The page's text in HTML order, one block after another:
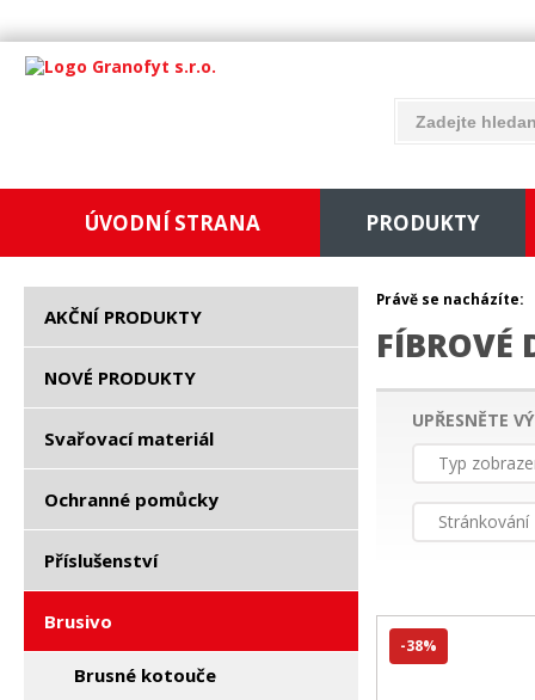
ÚVODNÍ STRANA PRODUKTY
AKČNÍ PRODUKTY
NOVÉ PRODUKTY
Svařovací materiál
Ochranné pomůcky
Příslušenství
Brusivo
Brusné kotouče
Právě se nacházíte:
FÍBROVÉ
UPŘESNĚTE
Typ
Stránkování
-38%